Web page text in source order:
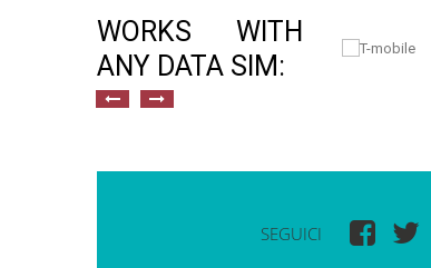
WORKS WITH
ANY DATA SIM:
SEGUICI